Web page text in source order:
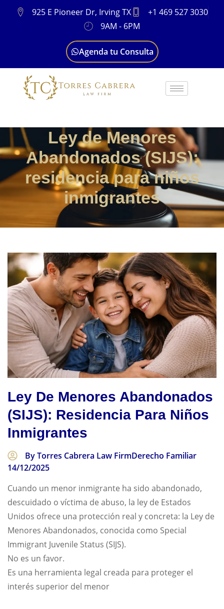
925 E Pioneer Dr, Irving TX
+1 469 527 3030
9AM - 6PM
Agenda tu Consulta
Ley de Menores
Abandonados (SIJS):
residencia para niños
inmigrantes
Ley De Menores Abandonados
(SIJS): Residencia Para Niños
Inmigrantes
By Torres Cabrera Law FirmDerecho Familiar
14/12/2025
Cuando un menor inmigrante ha sido abandonado,
descuidado o víctima de abuso, la ley de Estados
Unidos ofrece una protección real y concreta: la Ley de
Menores Abandonados, conocida como Special
Immigrant Juvenile Status (SIJS).
No es un favor.
Es una herramienta legal creada para proteger el
interés superior del menor